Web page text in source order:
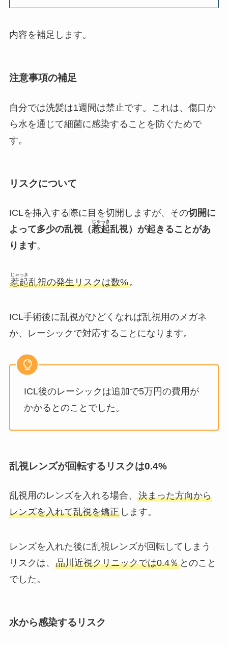
内容を補足します。
注意事項の補足
自分では洗髪は1週間は禁止です。これは、傷口か
ら 水を通じて細菌に感染することを防ぐためで
す。
リスクについて
ICLを挿入する際に目を切開しますが、その切開に
よって多少の乱視（惹起
じゃっき
乱視）が起きることがあ
ります。
惹起
じゃっき
乱視の発生リスクは数%。
ICL手術後に乱視がひどくなれば乱視用のメガネ
か、レーシックで対応することになります。
ICL後のレーシックは追加で5万円の費用が
かかるとのことでした。
乱視レンズが回転するリスクは0.4%
乱視用のレンズを入れる場合、 決まった方向から
レンズを入れて乱視を矯正します。
レンズを入れた後に乱視レンズが回転してしまう
リスクは、 品川近視クリニックでは0.4％とのこと
でした。
水から感染するリスク